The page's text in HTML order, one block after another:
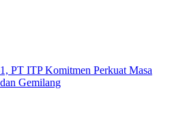
PT ITP Komitmen Perkuat Masa
Gemilang